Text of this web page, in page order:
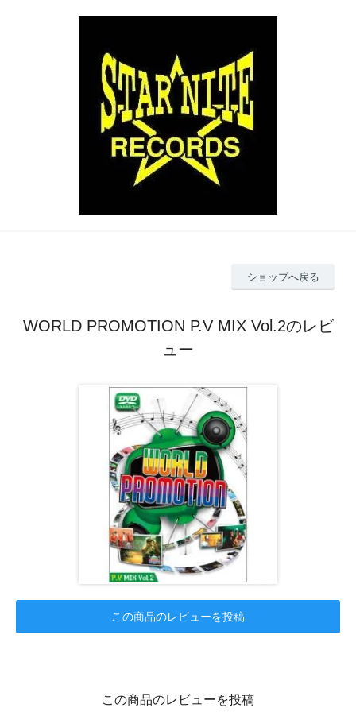
ショップへ戻る
WORLD PROMOTION P.V MIX Vol.2のレビ
ュー
この商品のレビューを投稿
この商品のレビューを投稿